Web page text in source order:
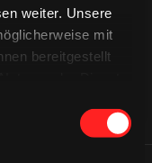
weiter. Unsere
mit
bereitgestellt